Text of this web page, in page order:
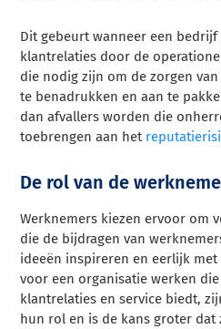
Dit gebeurt wanneer een
klantrelaties door de
die nodig zijn om de zorgen
te benadrukken en aan te
dan afvallers worden die
toebrengen aan het
De rol van de
Werknemers kiezen ervoor om
die de bijdragen van
ideeën inspireren en eerlijk met
voor een organisatie werken
klantrelaties en service biedt,
hun rol en is de kans groter